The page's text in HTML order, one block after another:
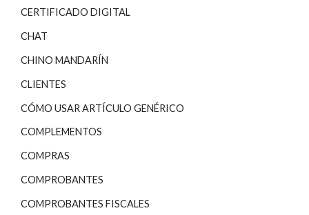
CERTIFICADO DIGITAL
CHAT
CHINO MANDARÍN
CLIENTES
CÓMO USAR ARTÍCULO GENÉRICO
COMPLEMENTOS
COMPRAS
COMPROBANTES
COMPROBANTES FISCALES